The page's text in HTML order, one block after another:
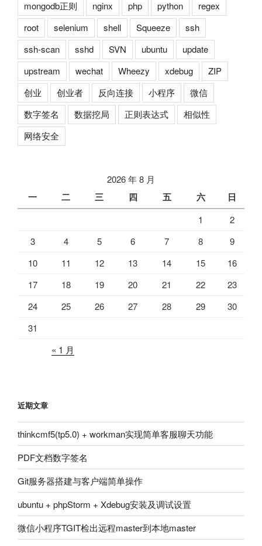
mongodb正则
nginx php python
regex
root
selenium shell Squeeze
ssh
ssh-scan
sshd SVN ubuntu
update
upstream
wechat Wheezy xdebug
ZIP
创业
创业者 反向连接 小程序
微信
数字签名
数据挖局 正则表达式
相似性
网络安全
2026 年 8 月
一 二 三 四 五 六 日
1
2
3
4 5 6 7 8
9
10
11 12 13 14 15
16
17
18 19 20 21 22
23
24
25 26 27 28 29
30
31
« 1 月
近期文章
thinkcmf5(tp5.0) + workman实现简单客服聊天功能
PDF文档数字签名
Git服务器搭建与客户端简单操作
ubuntu + phpStorm + Xdebug安装及调试设置
微信小程序TGIT检出远程master到本地master